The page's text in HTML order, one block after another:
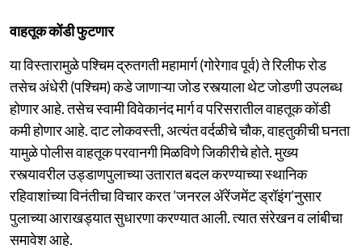
वाहतूक कोंडी फुटणार
या विस्तारामुळे पश्चिम द्रुतगती महामार्ग (गोरेगाव पूर्व) ते रिलीफ रोड
तसेच अंधेरी (पश्चिम) कडे जाणाऱ्या जोड रस्त्याला थेट जोडणी उपलब्ध
होणार आहे. तसेच स्वामी विवेकानंद मार्ग व परिसरातील वाहतूक कोंडी
कमी होणार आहे. दाट लोकवस्ती, अत्यंत वर्दळीचे चौक, वाहतुकीची घनता
यामुळे पोलीस वाहतूक परवानगी मिळविणे जिकीरीचे होते. मुख्य
रस्त्यावरील उड्डाणपुलाच्या उतारात बदल करण्याच्या स्थानिक
रहिवाशांच्या विनंतीचा विचार करत ’जनरल ॲरेंजमेंट ड्रॉइंग’नुसार
पुलाच्या आराखड्यात सुधारणा करण्यात आली. त्यात संरेखन व लांबीचा
समावेश आहे.